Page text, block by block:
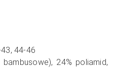
44-46
24% poliamid,